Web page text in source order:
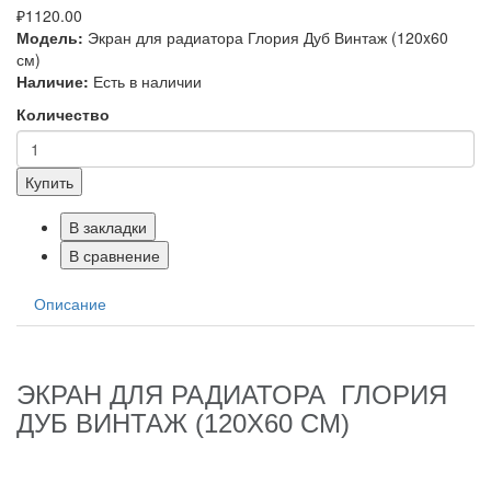
₽1120.00
Модель: Экран для радиатора Глория Дуб Винтаж (120x60
см)
Наличие: Есть в наличии
Количество
Купить
В закладки
В сравнение
Описание
ЭКРАН ДЛЯ РАДИАТОРА ГЛОРИЯ
ДУБ ВИНТАЖ (120X60 СМ)